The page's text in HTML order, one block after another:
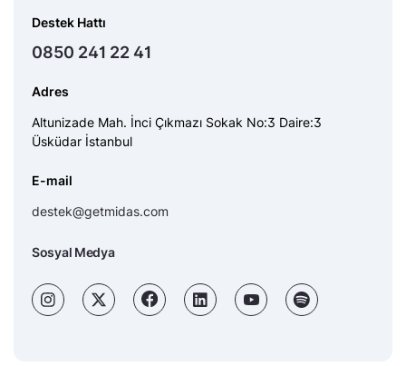
Destek Hattı
0850 241 22 41
Adres
Altunizade Mah. İnci Çıkmazı Sokak No:3 Daire:3
Üsküdar İstanbul
E-mail
destek@getmidas.com
Sosyal Medya